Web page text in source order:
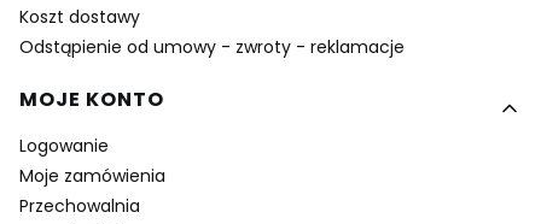
Koszt dostawy
Odstąpienie od umowy - zwroty - reklamacje
MOJE KONTO
Logowanie
Moje zamówienia
Przechowalnia